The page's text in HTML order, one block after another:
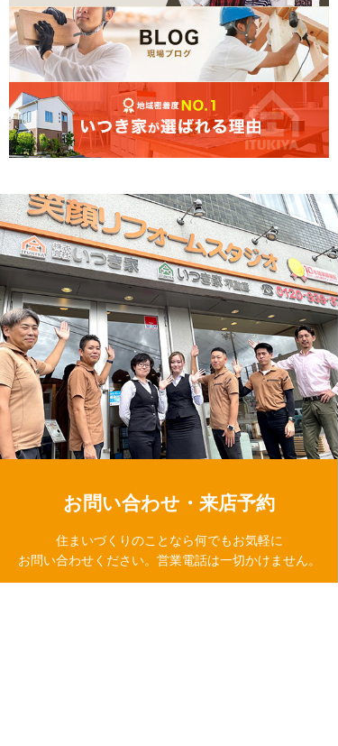
お問い合わせ・来店予約
住まいづくりのことなら何でもお気軽に
お問い合わせください。営業電話は一切かけません。